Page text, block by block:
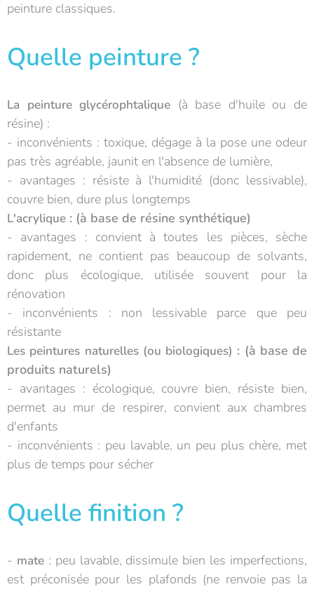
peinture classiques.
Quelle peinture ?
La peinture glycérophtalique (à base d'huile ou de
résine) :
- inconvénients : toxique, dégage à la pose une odeur
pas très agréable, jaunit en l'absence de lumière,
- avantages : résiste à l'humidité (donc lessivable),
couvre bien, dure plus longtemps
L'acrylique : (à base de résine synthétique)
- avantages : convient à toutes les pièces, sèche
rapidement, ne contient pas beaucoup de solvants,
donc plus écologique, utilisée souvent pour la
rénovation
- inconvénients : non lessivable parce que peu
résistante
Les peintures naturelles (ou biologiques) : (à base de
produits naturels)
- avantages : écologique, couvre bien, résiste bien,
permet au mur de respirer, convient aux chambres
d'enfants
- inconvénients : peu lavable, un peu plus chère, met
plus de temps pour sécher
Quelle finition ?
- mate : peu lavable, dissimule bien les imperfections,
est préconisée pour les plafonds (ne renvoie pas la